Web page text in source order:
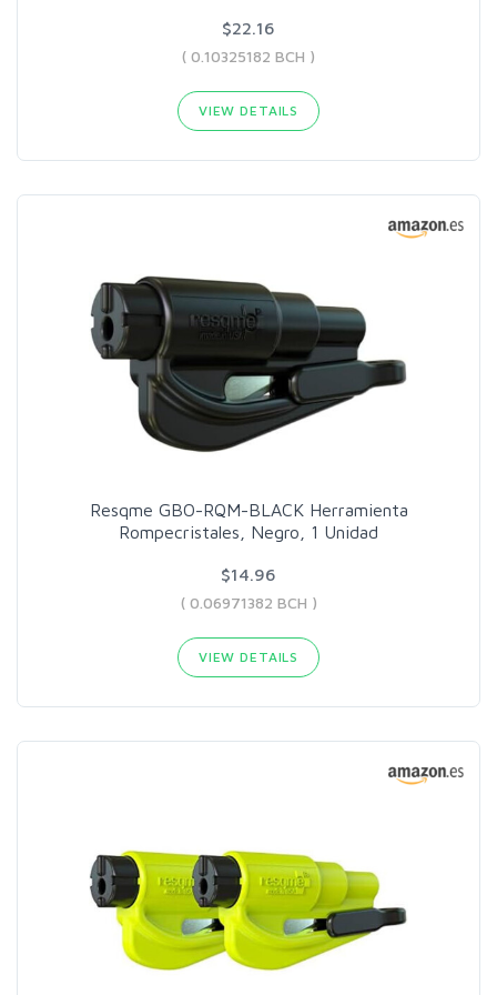
$22.16
( 0.10325182 BCH )
VIEW DETAILS
Resqme GBO-RQM-BLACK Herramienta
Rompecristales, Negro, 1 Unidad
$14.96
( 0.06971382 BCH )
VIEW DETAILS